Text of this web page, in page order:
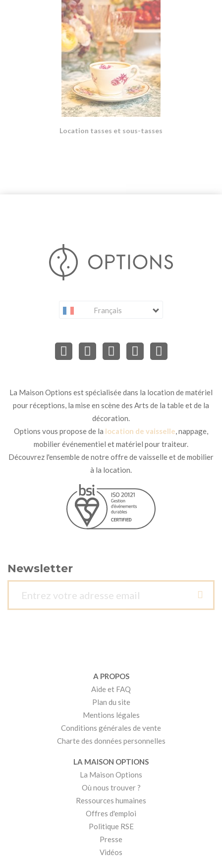
Location tasses et sous-tasses
Français
La Maison Options est spécialisée dans la location de matériel
pour réceptions, la mise en scène des Arts de la table et de la
décoration.
Options vous propose de la location de vaisselle, nappage,
mobilier événementiel et matériel pour traiteur.
Découvrez l'ensemble de notre offre de vaisselle et de mobilier
à la location.
Newsletter
A PROPOS
Aide et FAQ
Plan du site
Mentions légales
Conditions générales de vente
Charte des données personnelles
LA MAISON OPTIONS
La Maison Options
Où nous trouver ?
Ressources humaines
Offres d'emploi
Politique RSE
Presse
Vidéos